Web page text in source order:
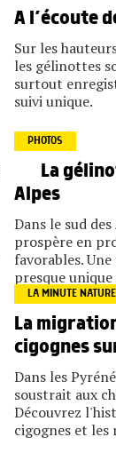
A l’écoute
Sur les
les gélinottes
surtout
suivi unique.
PHOTOS
La
Alpes
Dans le sud
prospère en
favorables.
presque
LA MINUTE NATURE
La
cigognes
Dans les
soustrait aux
Découvrez
cigognes et les